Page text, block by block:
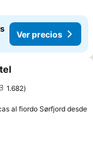
Ver precios
1.682
al fiordo Sørfjord desde